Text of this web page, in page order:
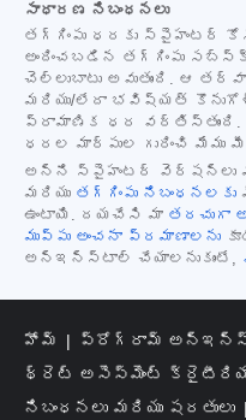
సాధారణ నిబంధనలు
తగ్గింపు ధరకు స్పైహంటర్
అందించబడిన తగ్గింపు
చెల్లుబాటు అవుతుంది. ఆ
మరియు/లేదా భవిష్యత్
ప్రామాణిక ధర
ధరల మార్పుల గురించి మేము
అన్ని స్పైహంటర్ వెర్షన్‌లు
మరియు తగ్గింపు నిబంధనలకు
ఉంటాయి. దయచేసి మా తరచుగా
ముప్పు అంచనా ప్రమాణాలను
అన్‌ఇన్‌స్టాల్ చేయాలనుకుంటే,
హోమ్ ప్రోగ్రామ్
థ్రెట్ అసెస్‌మెంట్
నిబంధనలు మరియు షరతులు